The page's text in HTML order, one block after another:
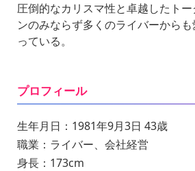
圧倒的なカリスマ性と卓越したト
ンのみならず多くのライバーから
っている。
プロフィール
生年月日：1981年9月3日 43歳
職業：ライバー、会社経営
身長：173cm